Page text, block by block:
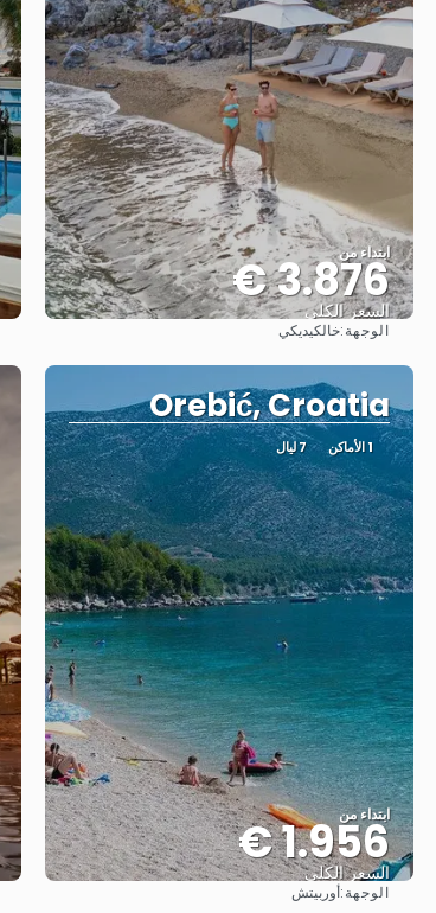
ابتداء من
3.876 €
السعر الكلي
الوجهة:خالكيديكي
Orebić, Croatia
1 الأماكن 7 ليال
ابتداء من
1.956 €
السعر الكلي
الوجهة:أوربيتش